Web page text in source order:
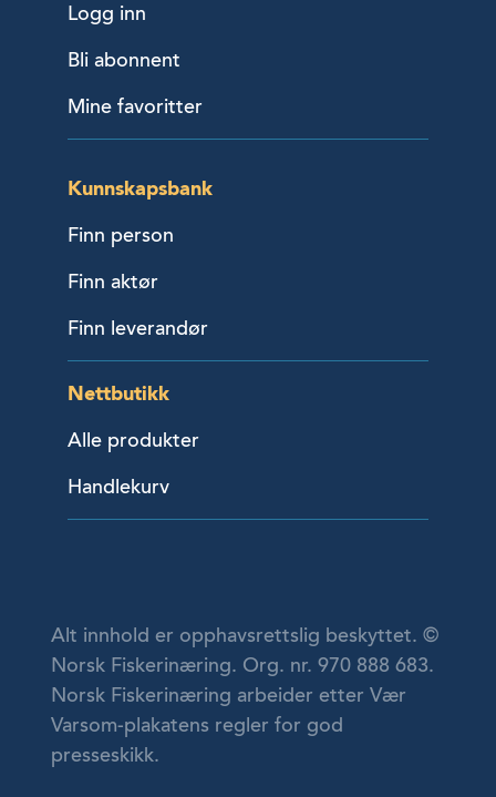
Logg inn
Bli abonnent
Mine favoritter
Kunnskapsbank
Finn person
Finn aktør
Finn leverandør
Nettbutikk
Alle produkter
Handlekurv
Alt innhold er opphavsrettslig beskyttet. ©
Norsk Fiskerinæring. Org. nr. 970 888 683.
Norsk Fiskerinæring arbeider etter Vær
Varsom-plakatens regler for god
presseskikk.